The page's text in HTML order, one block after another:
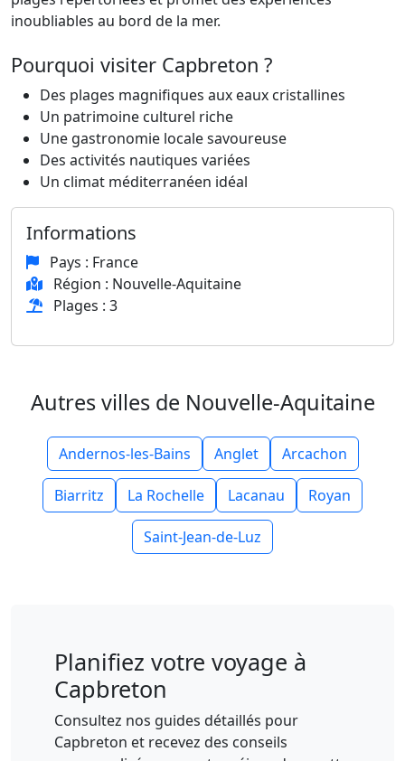
inoubliables au bord de la mer.
Pourquoi visiter Capbreton ?
Des plages magnifiques aux eaux cristallines
Un patrimoine culturel riche
Une gastronomie locale savoureuse
Des activités nautiques variées
Un climat méditerranéen idéal
Informations
Pays : France
Région : Nouvelle-Aquitaine
Plages : 3
Autres villes de Nouvelle-Aquitaine
Andernos-les-Bains Anglet Arcachon
Biarritz La Rochelle Lacanau Royan
Saint-Jean-de-Luz
Planifiez votre voyage à
Capbreton
Consultez nos guides détaillés pour
Capbreton et recevez des conseils